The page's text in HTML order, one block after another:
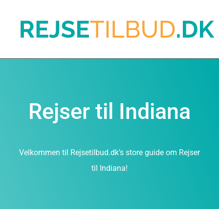
Rejser til Indiana
Velkommen til Rejsetilbud.dk’s store guide om Rejser
til Indiana!